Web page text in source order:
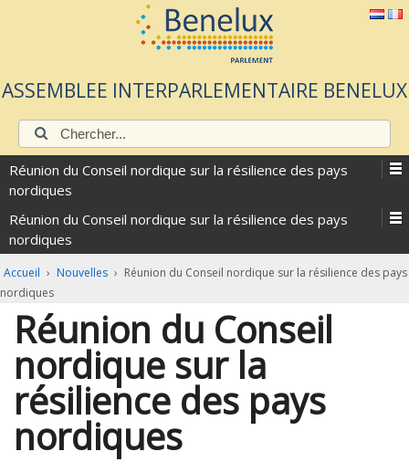
ASSEMBLEE INTERPARLEMENTAIRE BENELUX
Chercher:
Réunion du Conseil nordique sur la résilience des pays
nordiques
Réunion du Conseil nordique sur la résilience des pays
nordiques
Accueil › Nouvelles › Réunion du Conseil nordique sur la résilience des pays
nordiques
Réunion du Conseil
nordique sur la
résilience des pays
nordiques